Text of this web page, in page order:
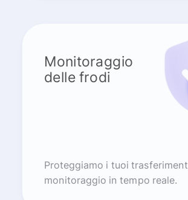
Monitoraggio
delle frodi
Proteggiamo i tuoi
monitoraggio in tempo reale.